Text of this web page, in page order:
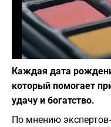
Каждая дата
который помогает
удачу и богатство.
По мнению